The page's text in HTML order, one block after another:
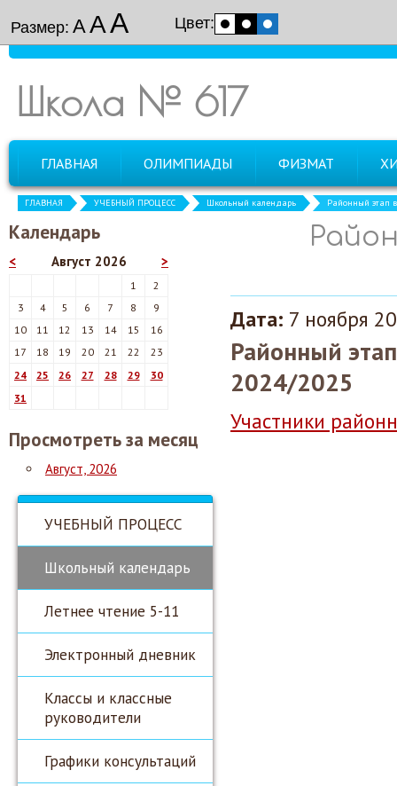
Размер: ААА Цвет:
Школа № 617
ГЛАВНАЯ ОЛИМПИАДЫ ФИЗМАТ
ГЛАВНАЯ УЧЕБНЫЙ ПРОЦЕСС Школьный календарь Районный этап
Календарь
< >
Август 2026
1
2
3
4 5 6 7 8
9
10
11 12 13 14 15
16
17
18 19 20 21 22
23
24
25 26 27 28 29
30
31
Просмотреть за месяц
Август, 2026
УЧЕБНЫЙ ПРОЦЕСС
Школьный календарь
Летнее чтение 5-11
Электронный дневник
Классы и классные
руководители
Графики консультаций
Дата: 7 ноября
Районный
2024/2025
Участники